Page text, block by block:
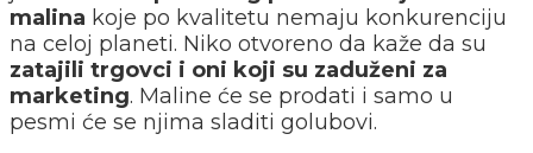
malina koje po kvalitetu nemaju konkurenciju
na celoj planeti. Niko otvoreno da kaže da su
zatajili trgovci i oni koji su zaduženi za
marketing. Maline će se prodati i samo u
pesmi će se njima sladiti golubovi.